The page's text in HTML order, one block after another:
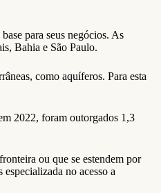
para seus negócios. As
Bahia e São Paulo.
como aquíferos. Para esta
2022, foram outorgados 1,3
ou que se estendem por
no acesso a